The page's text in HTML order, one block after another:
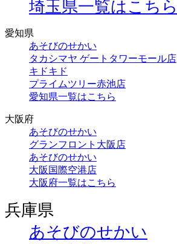
埼玉県一覧はこちら
愛知県
あそびのせかい
タカシマヤ ゲートタワーモール店
キドキド
プライムツリー赤池店
愛知県一覧はこちら
大阪府
あそびのせかい
グランフロント大阪店
あそびのせかい
大阪国際空港店
大阪府一覧はこちら
兵庫県
あそびのせかい